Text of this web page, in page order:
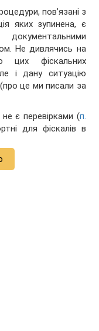
пов’язані з
яких зупинена, є
Не дивлячись на
цих фіскальних
і дану ситуацію
це ми писали за
є перевірками (п.
для фіскалів в